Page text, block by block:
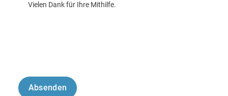
Vielen Dank für Ihre Mithilfe.